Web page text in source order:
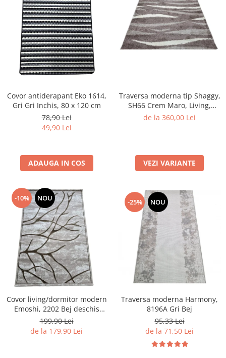
Covor antiderapant Eko 1614,
Gri Gri Inchis, 80 x 120 cm
78,90 Lei
49,90 Lei
ADAUGA IN COS
Traversa moderna tip Shaggy,
SH66 Crem Maro, Living,
Dormitor
de la 360,00 Lei
VEZI VARIANTE
-10% NOU
Covor living/dormitor modern
Emoshi, 2202 Bej deschis
Maro
199,90 Lei
de la 179,90 Lei
-25% NOU
Traversa moderna Harmony,
8196A Gri Bej
95,33 Lei
de la 71,50 Lei